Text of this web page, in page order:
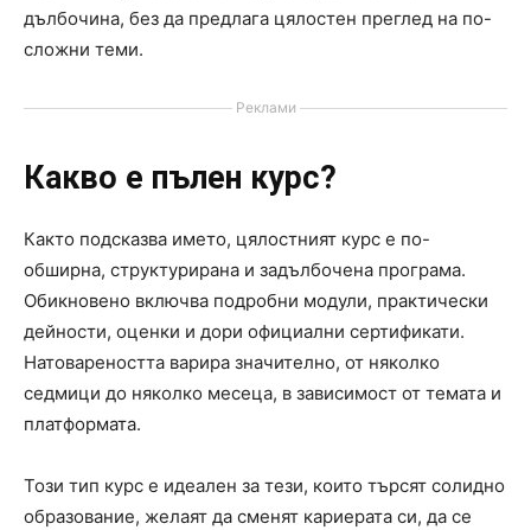
дълбочина, без да предлага цялостен преглед на по-
сложни теми.
Реклами
Какво е пълен курс?
Както подсказва името, цялостният курс е по-
обширна, структурирана и задълбочена програма.
Обикновено включва подробни модули, практически
дейности, оценки и дори официални сертификати.
Натовареността варира значително, от няколко
седмици до няколко месеца, в зависимост от темата и
платформата.
Този тип курс е идеален за тези, които търсят солидно
образование, желаят да сменят кариерата си, да се